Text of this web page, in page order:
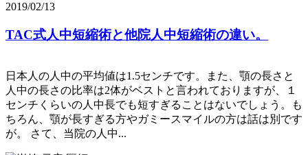
2019/02/13
TAC式人中短縮術と他院人中短縮術の違い。
日本人の人中の平均値は1.5センチです。また、顎の長さと
人中の長さの比率は2体がベストと言われておりますが、１
センチくらいの人中長でも短すぎることはないでしょう。も
ちろん、顎が長すぎる方やガミースマイルの方は話は別です
が。 さて、当院の人中...